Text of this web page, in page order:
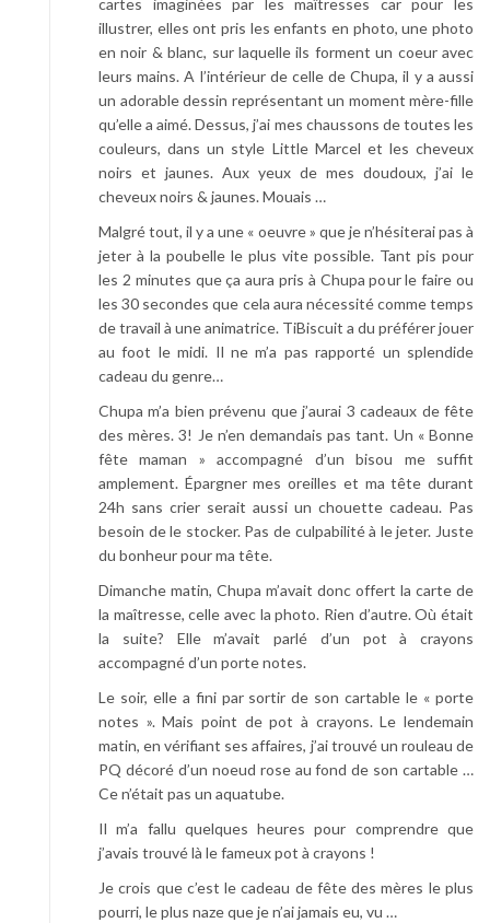
cartes imaginées par les maîtresses car pour les
illustrer, elles ont pris les enfants en photo, une photo
en noir & blanc, sur laquelle ils forment un coeur avec
leurs mains. A l’intérieur de celle de Chupa, il y a aussi
un adorable dessin représentant un moment mère-fille
qu’elle a aimé. Dessus, j’ai mes chaussons de toutes les
couleurs, dans un style Little Marcel et les cheveux
noirs et jaunes. Aux yeux de mes doudoux, j’ai le
cheveux noirs & jaunes. Mouais …
Malgré tout, il y a une « oeuvre » que je n’hésiterai pas à
jeter à la poubelle le plus vite possible. Tant pis pour
les 2 minutes que ça aura pris à Chupa pour le faire ou
les 30 secondes que cela aura nécessité comme temps
de travail à une animatrice. TiBiscuit a du préférer jouer
au foot le midi. Il ne m’a pas rapporté un splendide
cadeau du genre…
Chupa m’a bien prévenu que j’aurai 3 cadeaux de fête
des mères. 3! Je n’en demandais pas tant. Un « Bonne
fête maman » accompagné d’un bisou me suffit
amplement. Épargner mes oreilles et ma tête durant
24h sans crier serait aussi un chouette cadeau. Pas
besoin de le stocker. Pas de culpabilité à le jeter. Juste
du bonheur pour ma tête.
Dimanche matin, Chupa m’avait donc offert la carte de
la maîtresse, celle avec la photo. Rien d’autre. Où était
la suite? Elle m’avait parlé d’un pot à crayons
accompagné d’un porte notes.
Le soir, elle a fini par sortir de son cartable le « porte
notes ». Mais point de pot à crayons. Le lendemain
matin, en vérifiant ses affaires, j’ai trouvé un rouleau de
PQ décoré d’un noeud rose au fond de son cartable …
Ce n’était pas un aquatube.
Il m’a fallu quelques heures pour comprendre que
j’avais trouvé là le fameux pot à crayons !
Je crois que c’est le cadeau de fête des mères le plus
pourri, le plus naze que je n’ai jamais eu, vu …